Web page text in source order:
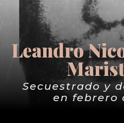
Leandro
Secuestrado y
en febrero